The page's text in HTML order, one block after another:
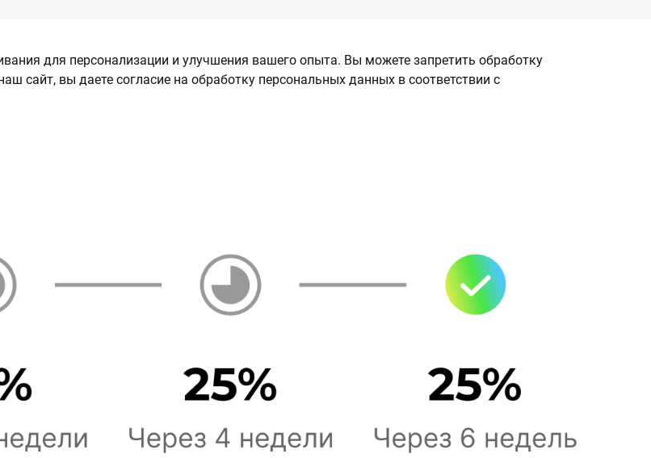
для персонализации и улучшения вашего опыта. Вы можете запретить обработку
сайт, вы даете согласие на обработку персональных данных в соответствии с